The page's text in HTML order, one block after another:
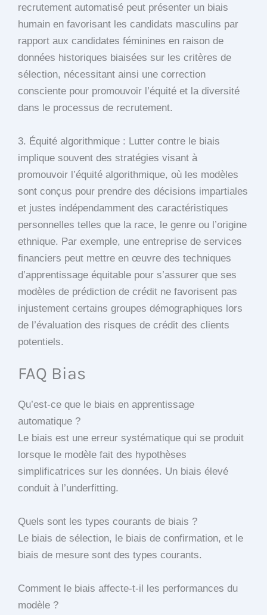
recrutement automatisé peut présenter un biais
humain en favorisant les candidats masculins par
rapport aux candidates féminines en raison de
données historiques biaisées sur les critères de
sélection, nécessitant ainsi une correction
consciente pour promouvoir l’équité et la diversité
dans le processus de recrutement.
3. Équité algorithmique : Lutter contre le biais
implique souvent des stratégies visant à
promouvoir l’équité algorithmique, où les modèles
sont conçus pour prendre des décisions impartiales
et justes indépendamment des caractéristiques
personnelles telles que la race, le genre ou l’origine
ethnique. Par exemple, une entreprise de services
financiers peut mettre en œuvre des techniques
d’apprentissage équitable pour s’assurer que ses
modèles de prédiction de crédit ne favorisent pas
injustement certains groupes démographiques lors
de l’évaluation des risques de crédit des clients
potentiels.
FAQ Bias
Qu’est-ce que le biais en apprentissage
automatique ?
Le biais est une erreur systématique qui se produit
lorsque le modèle fait des hypothèses
simplificatrices sur les données. Un biais élevé
conduit à l’underfitting.
Quels sont les types courants de biais ?
Le biais de sélection, le biais de confirmation, et le
biais de mesure sont des types courants.
Comment le biais affecte-t-il les performances du
modèle ?